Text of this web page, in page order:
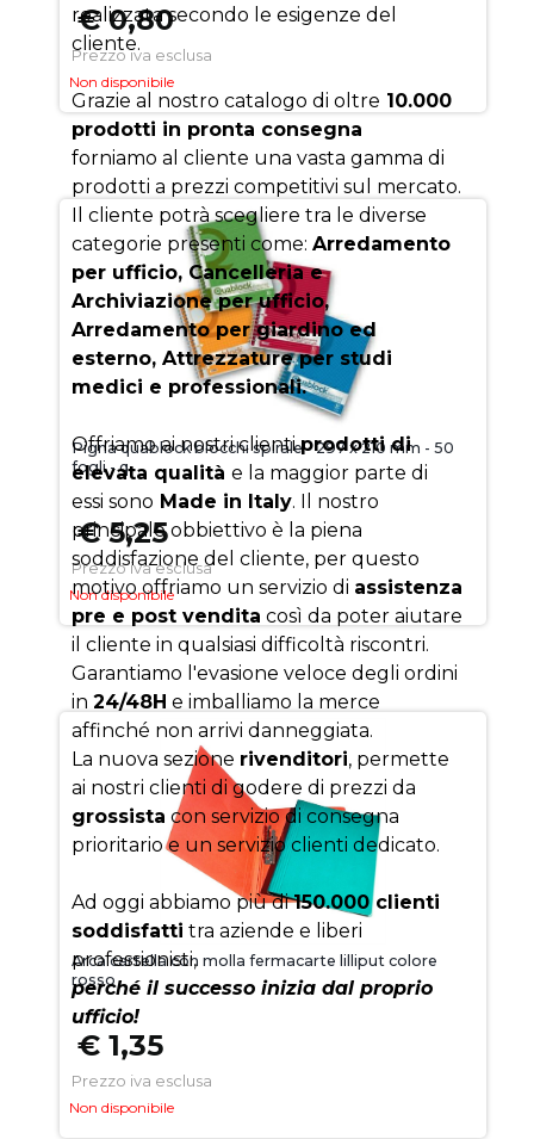
€ 0,80
Prezzo iva esclusa
Non disponibile
Pigna quablock blocchi spirale - 297 x 210 mm - 50
fogli - q
€ 5,25
Prezzo iva esclusa
Non disponibile
Arca cartella con molla fermacarte lilliput colore
rosso
€ 1,35
Prezzo iva esclusa
Non disponibile
realizzata secondo le esigenze del
cliente.
Grazie al nostro catalogo di oltre 10.000
prodotti in pronta consegna
forniamo al cliente una vasta gamma di
prodotti a prezzi competitivi sul mercato.
Il cliente potrà scegliere tra le diverse
categorie presenti come: Arredamento
per ufficio, Cancelleria e
Archiviazione per ufficio,
Arredamento per giardino ed
esterno, Attrezzature per studi
medici e professionali.
Offriamo ai nostri clientiprodotti di
elevata qualità e la maggior parte di
essi sono Made in Italy. Il nostro
principale obbiettivo è la piena
soddisfazione del cliente, per questo
motivo offriamo un servizio di assistenza
pre e post vendita così da poter aiutare
il cliente in qualsiasi difficoltà riscontri.
Garantiamo l'evasione veloce degli ordini
in 24/48H e imballiamo la merce
affinché non arrivi danneggiata.
La nuova sezione rivenditori, permette
ai nostri clienti di godere di prezzi da
grossista con servizio di consegna
prioritario e un servizio clienti dedicato.
Ad oggi abbiamo più di150.000 clienti
soddisfatti tra aziende e liberi
professionisti,
perché il successo inizia dal proprio
ufficio!